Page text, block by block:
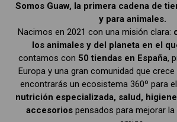
Somos Guaw, la primera cadena de
y para animales.
Nacimos en 2021 con una misión clara:
los animales y del planeta en el
contamos con 50 tiendas en España,
Europa y una gran comunidad que crece
encontrarás un ecosistema 360º para
nutrición especializada, salud,
accesorios pensados para mejorar